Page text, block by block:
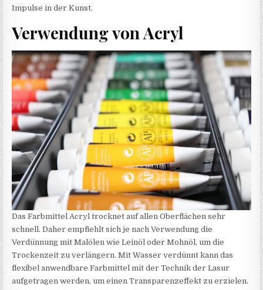
Impulse in der Kunst.
Verwendung von Acryl
Das Farbmittel Acryl trocknet auf allen Oberflächen sehr
schnell. Daher empfiehlt sich je nach Verwendung die
Verdünnung mit Malölen wie Leinöl oder Mohnöl, um die
Trockenzeit zu verlängern. Mit Wasser verdünnt kann das
flexibel anwendbare Farbmittel mit der Technik der Lasur
aufgetragen werden, um einen Transparenzeffekt zu erzielen.